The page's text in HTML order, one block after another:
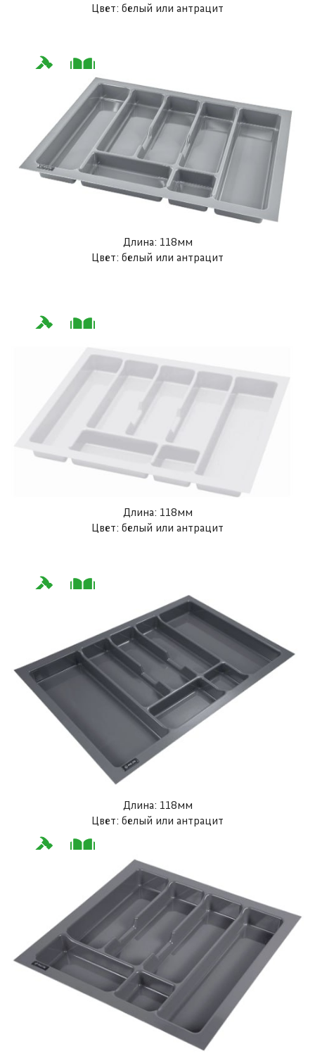
Цвет: белый или антрацит
Длина: 118мм
Цвет: белый или антрацит
Длина: 118мм
Цвет: белый или антрацит
Длина: 118мм
Цвет: белый или антрацит